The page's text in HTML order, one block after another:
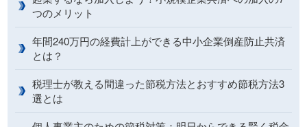
つのメリット
年間240万円の経費計上ができる中小企業倒産防止共済
とは？
税理士が教える間違った節税方法とおすすめ節税方法3
選とは